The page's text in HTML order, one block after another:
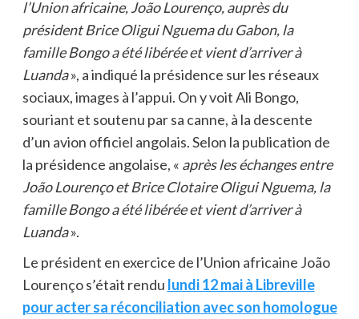
l’Union africaine, João Lourenço, auprès du
président Brice Oligui Nguema du Gabon, la
famille Bongo a été libérée et vient d’arriver à
Luanda», a indiqué la présidence sur les réseaux
sociaux, images à l’appui. On y voit Ali Bongo,
souriant et soutenu par sa canne, à la descente
d’un avion officiel angolais. Selon la publication de
la présidence angolaise, « après les échanges entre
João Lourenço et Brice Clotaire Oligui Nguema, la
famille Bongo a été libérée et vient d’arriver à
Luanda».
Le président en exercice de l’Union africaine João
Lourenço s’était rendu lundi 12 mai à Libreville
pour acter sa réconciliation avec son homologue